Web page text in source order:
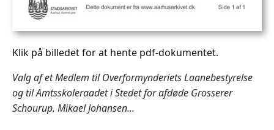
Klik på billedet for at hente pdf-dokumentet.
Valg af et Medlem til Overformynderiets Laanebestyrelse
og til Amtsskoleraadet i Stedet for afdøde Grosserer
Schourup. Mikael Johansen...